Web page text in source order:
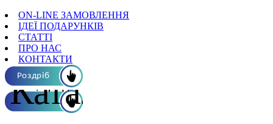
ON-LINE ЗАМОВЛЕННЯ
ІДЕЇ ПОДАРУНКІВ
СТАТТІ
ПРО НАС
КОНТАКТИ
Роздріб
Каталог ОПТ